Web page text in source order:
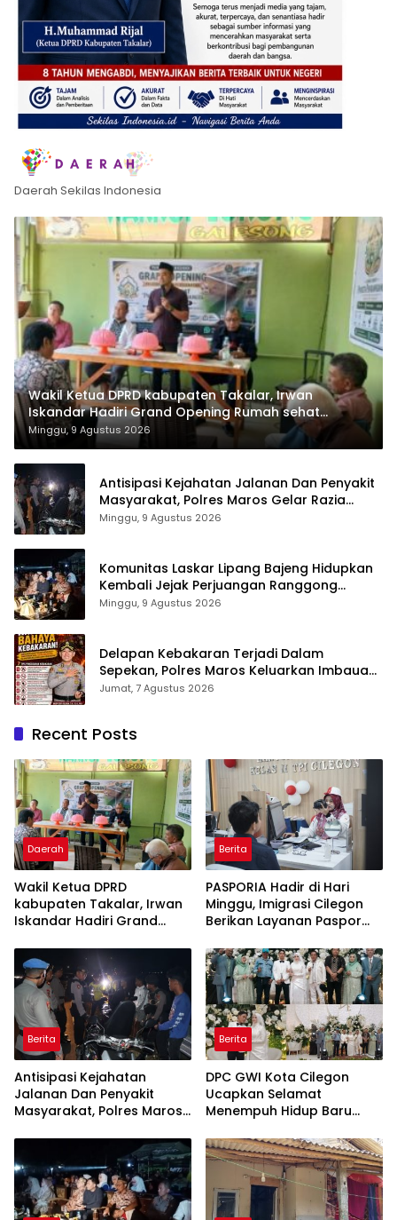
Daerah Sekilas Indonesia
Wakil Ketua DPRD kabupaten Takalar, Irwan
Iskandar Hadiri Grand Opening Rumah sehat
Pertama di Takalar, Melayani Terapis Gratis untuk
Pasien Dhuafa dan umum.
Minggu, 9 Agustus 2026
Antisipasi Kejahatan Jalanan Dan Penyakit
Masyarakat, Polres Maros Gelar Razia
Operasi Cipta Kondusif
Minggu, 9 Agustus 2026
Komunitas Laskar Lipang Bajeng Hidupkan
Kembali Jejak Perjuangan Ranggong
Daeng Romo, Wabup Takalar: Apresiasi
Minggu, 9 Agustus 2026
Delapan Kebakaran Terjadi Dalam
Sepekan, Polres Maros Keluarkan Imbauan
kepada Masyarakat
Jumat, 7 Agustus 2026
Recent Posts
Daerah
Wakil Ketua DPRD
kabupaten Takalar, Irwan
Iskandar Hadiri Grand
Pertama di Takalar,
Melayani Terapis Gratis
untuk Pasien Dhuafa dan
umum.
Berita
PASPORIA Hadir di Hari
Minggu, Imigrasi Cilegon
Berikan Layanan Paspor
Gratis
Berita
Antisipasi Kejahatan
Jalanan Dan Penyakit
Masyarakat, Polres Maros
Kondusif
Berita
DPC GWI Kota Cilegon
Ucapkan Selamat
Menempuh Hidup Baru
Tuanku Ihza Kemalsya
Damanik